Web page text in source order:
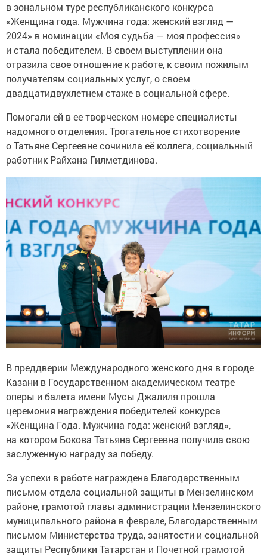
в зональном туре республиканского конкурса
«Женщина года. Мужчина года: женский взгляд —
2024» в номинации «Моя судьба — моя профессия»
и стала победителем. В своем выступлении она
отразила свое отношение к работе, к своим пожилым
получателям социальных услуг, о своем
двадцатидвухлетнем стаже в социальной сфере.
Помогали ей в ее творческом номере специалисты
надомного отделения. Трогательное стихотворение
о Татьяне Сергеевне сочинила её коллега, социальный
работник Райхана Гилметдинова.
В преддверии Международного женского дня в городе
Казани в Государственном академическом театре
оперы и балета имени Мусы Джалиля прошла
церемония награждения победителей конкурса
«Женщина Года. Мужчина года: женский взгляд»,
на котором Бокова Татьяна Сергеевна получила свою
заслуженную награду за победу.
За успехи в работе награждена Благодарственным
письмом отдела социальной защиты в Мензелинском
районе, грамотой главы администрации Мензелинского
муниципального района в феврале, Благодарственным
письмом Министерства труда, занятости и социальной
защиты Республики Татарстан и Почетной грамотой